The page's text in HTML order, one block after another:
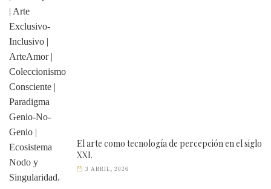
El arte como tecnología de percepción en el siglo
XXI.
3 ABRIL, 2026